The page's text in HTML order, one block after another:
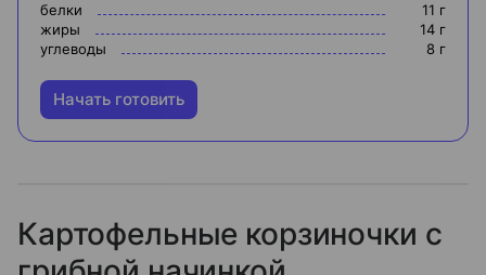
белки 11 г
жиры
14 г
углеводы
8 г
Начать готовить
Картофельные корзиночки с